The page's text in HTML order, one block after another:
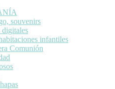
souvenirs
infantiles
Comunión